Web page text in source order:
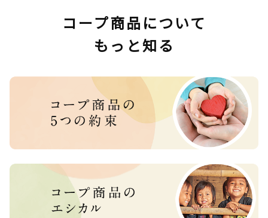
コープ商品について
もっと知る